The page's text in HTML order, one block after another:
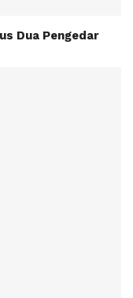
Dua Pengedar